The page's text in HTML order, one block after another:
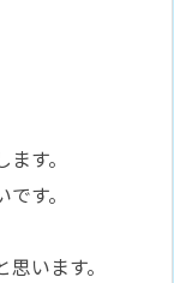
す。
す。
います。